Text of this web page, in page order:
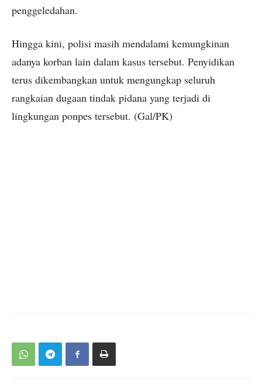
penggeledahan.
Hingga kini, polisi masih mendalami kemungkinan
adanya korban lain dalam kasus tersebut. Penyidikan
terus dikembangkan untuk mengungkap seluruh
rangkaian dugaan tindak pidana yang terjadi di
lingkungan ponpes tersebut. (Gal/PK)